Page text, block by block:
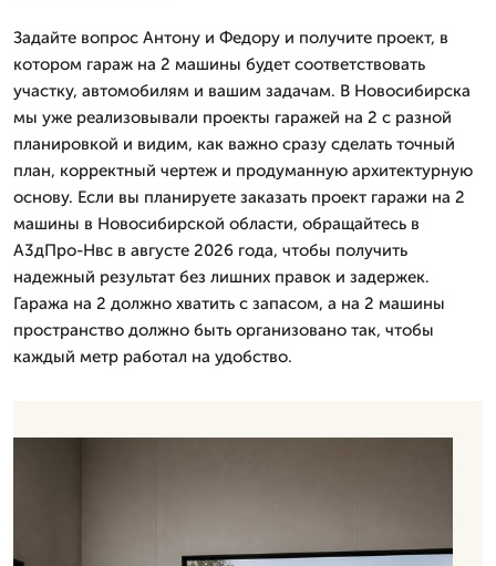
Задайте вопрос Антону и Федору и получите проект, в
котором гараж на 2 машины будет соответствовать
участку, автомобилям и вашим задачам. В Новосибирска
мы уже реализовывали проекты гаражей на 2 с разной
планировкой и видим, как важно сразу сделать точный
план, корректный чертеж и продуманную архитектурную
основу. Если вы планируете заказать проект гаражи на 2
машины в Новосибирской области, обращайтесь в
А3дПро-Нвс в августе 2026 года, чтобы получить
надежный результат без лишних правок и задержек.
Гаража на 2 должно хватить с запасом, а на 2 машины
пространство должно быть организовано так, чтобы
каждый метр работал на удобство.